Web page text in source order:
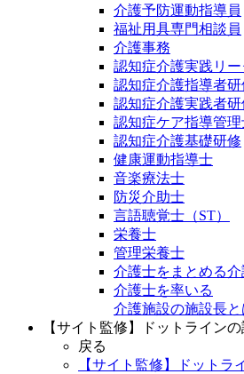
介護予防運動指導員
福祉用具専門相談員
介護事務
認知症介護実践リ
認知症介護指導者研
認知症介護実践者研
認知症ケア指導管理
認知症介護基礎研修
健康運動指導士
音楽療法士
防災介助士
言語聴覚士（ST）
栄養士
管理栄養士
介護士をまとめる
介護士を率いる
介護施設の施設長と
【サイト監修】ドットライン
戻る
【サイト監修】ドットラ